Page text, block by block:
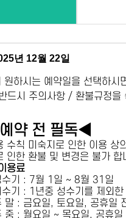
년 12월 22일
원하시는 예약일을 선택하시
드시 주의사항 / 환불규정을
약 전 필독◀
수칙 미숙지로 인한 이용 상
인한 환불 및 변경은 불가 합
용료
기 : 7월 1일 ~ 8월 31일
기 : 1년중 성수기를 제외한
말 : 금요일, 토요일, 공휴일
중 : 월요일 ~ 목요일, 공휴일